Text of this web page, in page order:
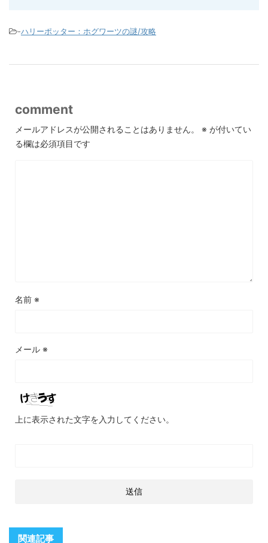
-ハリーポッター：ホグワーツの謎/攻略
comment
メールアドレスが公開されることはありません。 ※ が付いてい
る欄は必須項目です
名前 ※
メール ※
上に表示された文字を入力してください。
関連記事